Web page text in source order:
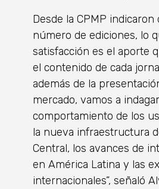
Desde la CPMP
número de ediciones, lo
satisfacción es el aporte
el contenido de cada
además de la
mercado, vamos a
comportamiento de los
la nueva infraestructura
Central, los avances de
en América Latina y las
internacionales”, señaló